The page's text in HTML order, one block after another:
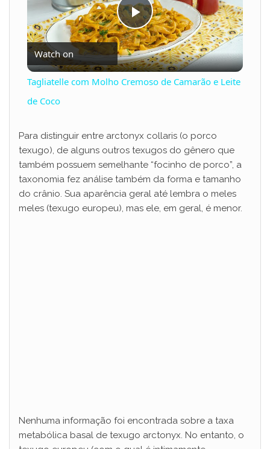
P
l
y
V
i
Watch on
Tagliatelle com Molho Cremoso de Camarão e Leite
de Coco
Para distinguir entre arctonyx collaris (o porco
texugo), de alguns outros texugos do gênero que
também possuem semelhante “focinho de porco”, a
taxonomia fez análise também da forma e tamanho
do crânio. Sua aparência geral até lembra o meles
meles (texugo europeu), mas ele, em geral, é menor.
Nenhuma informação foi encontrada sobre a taxa
metabólica basal de texugo arctonyx. No entanto, o